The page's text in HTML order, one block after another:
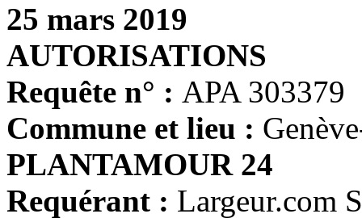
25 mars 2019
AUTORISATIONS
Requête n° : APA 303379
Commune et lieu :
PLANTAMOUR 24
Requérant : Largeur.com